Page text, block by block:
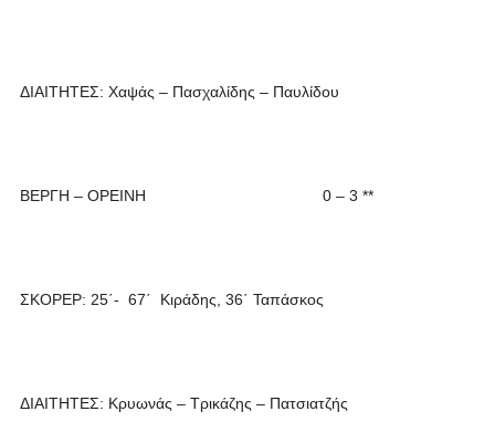
ΔΙΑΙΤΗΤΕΣ: Χαψάς – Πασχαλίδης – Παυλίδου
ΒΕΡΓΗ – ΟΡΕΙΝΗ 0 – 3 **
ΣΚΟΡΕΡ: 25΄- 67΄ Κιράδης, 36΄ Ταπάσκος
ΔΙΑΙΤΗΤΕΣ: Κρυωνάς – Τρικάζης – Πατσιατζής